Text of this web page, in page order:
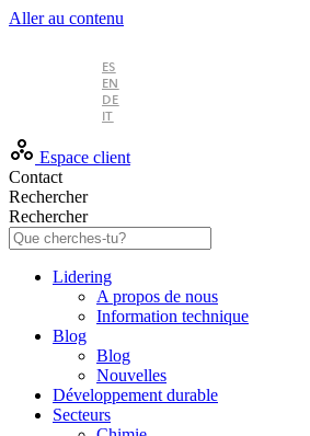
Aller au contenu
ES
EN
DE
IT
Espace client
Contact
Rechercher
Rechercher
Lidering
A propos de nous
Information technique
Blog
Blog
Nouvelles
Développement durable
Secteurs